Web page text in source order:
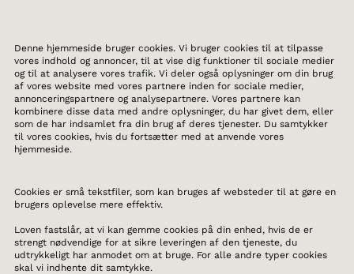
Denne hjemmeside bruger cookies. Vi bruger cookies til at tilpasse
vores indhold og annoncer, til at vise dig funktioner til sociale medier
og til at analysere vores trafik. Vi deler også oplysninger om din brug
af vores website med vores partnere inden for sociale medier,
annonceringspartnere og analysepartnere. Vores partnere kan
kombinere disse data med andre oplysninger, du har givet dem, eller
som de har indsamlet fra din brug af deres tjenester. Du samtykker
til vores cookies, hvis du fortsætter med at anvende vores
hjemmeside.
Cookies er små tekstfiler, som kan bruges af websteder til at gøre en
brugers oplevelse mere effektiv.
Loven fastslår, at vi kan gemme cookies på din enhed, hvis de er
strengt nødvendige for at sikre leveringen af den tjeneste, du
udtrykkeligt har anmodet om at bruge. For alle andre typer cookies
skal vi indhente dit samtykke.